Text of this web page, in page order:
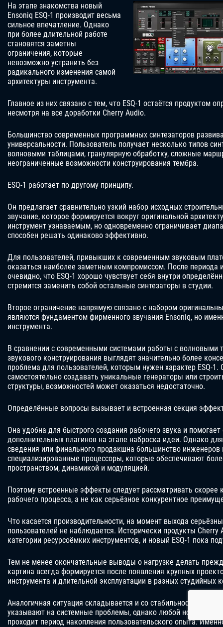
На этапе знакомства новый
Ensoniq ESQ-1 производит весьма
сильное впечатление. Однако
при более длительной работе
становятся заметны
ограничения, которые
невозможно устранить без
радикального изменения самой
архитектуры инструмента.
Главное из них связано с тем, что ESQ-1 остаётся продуктом
несмотря на все доработки Cherry Audio.
Большинство современных программных синтезаторов
универсальности. Пользователь получает несколько типов
волновыми таблицами, гранулярную обработку, сложные
неограниченные возможности конструирования тембра.
ESQ-1 работает по другому принципу.
Он предлагает сравнительно узкий набор исходных
звучание, которое формируется вокруг оригинальной
инструмент узнаваемым, но одновременно ограничивает
способен решать одинаково эффективно.
Для пользователей, привыкших к современным звуковым
оказаться наиболее заметным компромиссом. После периода
очевидно, что ESQ-1 хорошо чувствует себя внутри
стремится заменить собой остальные синтезаторы в студии.
Второе ограничение напрямую связано с набором
являются фундаментом фирменного звучания Ensoniq, но
инструмента.
В сравнении с современными системами работы с волновыми
звукового конструирования выглядят значительно более
проблема для пользователей, которым нужен характер ESQ-
самостоятельно создавать уникальные генераторы или
структуры, возможностей может оказаться недостаточно.
Определённые вопросы вызывает и встроенная секция
Она удобна для быстрого создания рабочего звука и помогает
дополнительных плагинов на этапе наброска идеи. Однако
сведения или финального продакшна большинство инженеров
специализированные процессоры, которые обеспечивают
пространством, динамикой и модуляцией.
Поэтому встроенные эффекты следует рассматривать скорее
рабочего процесса, а не как серьёзное конкурентное
Что касается производительности, на момент выхода
пользователей не наблюдается. Исторически продукты Cherry
категории ресурсоёмких инструментов, и новый ESQ-1 пока
Тем не менее окончательные выводы о нагрузке делать
картина всегда формируется после появления крупных
инструмента и длительной эксплуатации в разных студийных
Аналогичная ситуация складывается и со стабильностью
указывают на системные проблемы, однако любой новый
проходит период накопления пользовательского опыта.